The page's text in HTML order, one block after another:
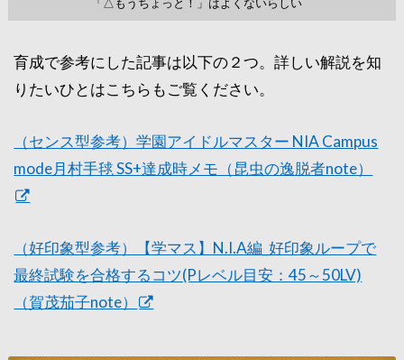
「△もうちょっと！」はよくないらしい
育成で参考にした記事は以下の２つ。詳しい解説を知
りたいひとはこちらもご覧ください。
（センス型参考）学園アイドルマスター NIA Campus
mode月村手毬 SS+達成時メモ（昆虫の逸脱者note）
（好印象型参考）【学マス】N.I.A編_好印象ループで
最終試験を合格するコツ(Pレベル目安：45～50LV)
（賀茂茄子note）